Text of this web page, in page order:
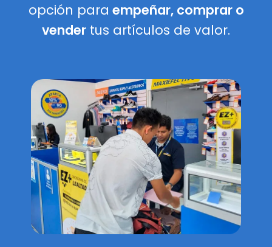
opción para empeñar, comprar o
vender tus artículos de valor.